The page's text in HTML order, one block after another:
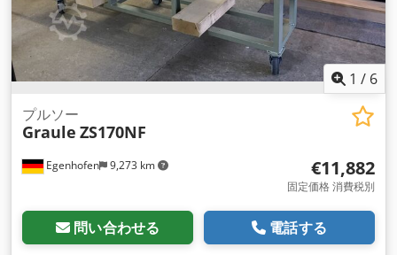
1 / 6
Egenhofen 9,273 km
プルソー
Graule ZS170NF
€11,882
固定価格 消費税別
問い合わせる 電話する